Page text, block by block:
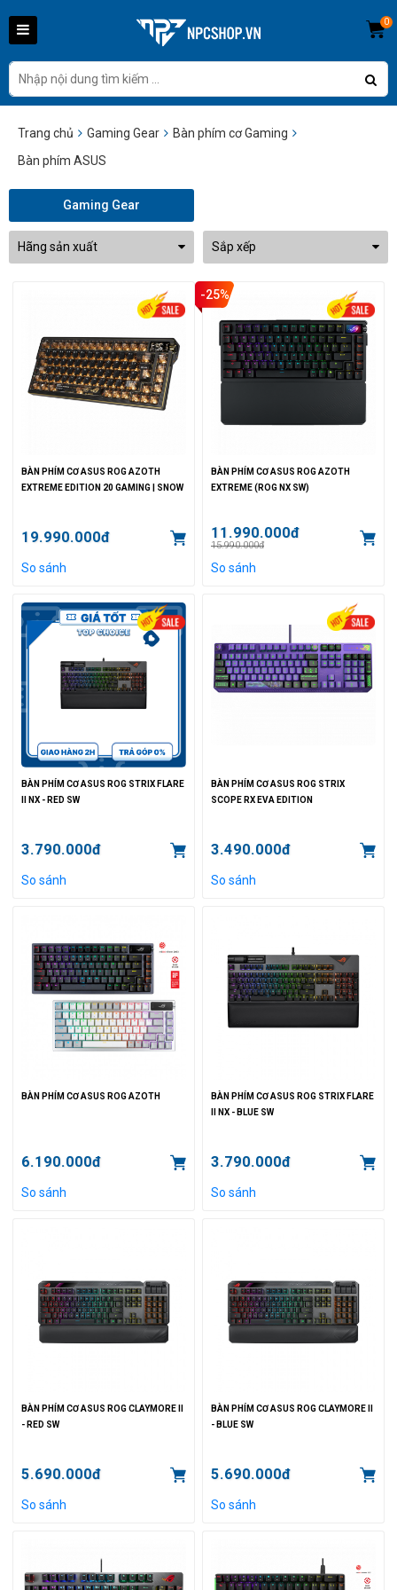
0
Trang chủ Gaming Gear
Bàn phím cơ Gaming
Bàn phím ASUS
Gaming Gear
Hãng sản xuất Sắp xếp
BÀN PHÍM CƠ ASUS ROG AZOTH
EXTREME EDITION 20 GAMING | SNOW
19.990.000đ
So sánh
-25%
BÀN PHÍM CƠ ASUS ROG AZOTH
EXTREME (ROG NX SW)
11.990.000đ
15.990.000đ
So sánh
BÀN PHÍM CƠ ASUS ROG STRIX FLARE
II NX - RED SW
3.790.000đ
So sánh
BÀN PHÍM CƠ ASUS ROG STRIX
SCOPE RX EVA EDITION
3.490.000đ
So sánh
BÀN PHÍM CƠ ASUS ROG AZOTH
6.190.000đ
So sánh
BÀN PHÍM CƠ ASUS ROG STRIX FLARE
II NX - BLUE SW
3.790.000đ
So sánh
BÀN PHÍM CƠ ASUS ROG CLAYMORE II
- RED SW
5.690.000đ
So sánh
BÀN PHÍM CƠ ASUS ROG CLAYMORE II
- BLUE SW
5.690.000đ
So sánh